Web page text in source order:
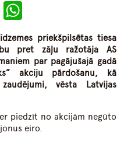
LinkedIn
priekšpilsētas tiesa
pret zāļu ražotāja AS
par pagājušajā gadā
akciju pārdošanu, kā
vēsta Latvijas
piedzīt no akcijām negūto
eiro.